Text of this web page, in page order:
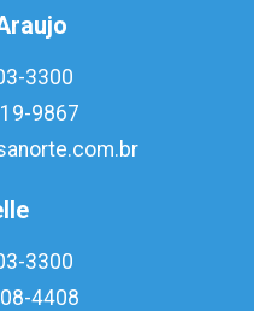
3300
9867
3300
4408